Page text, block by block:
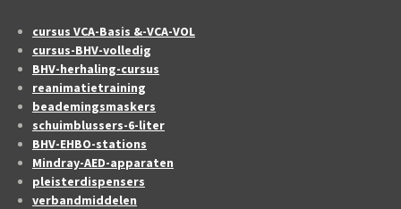
cursus VCA-Basis &-VCA-VOL
cursus-BHV-volledig
BHV-herhaling-cursus
reanimatietraining
beademingsmaskers
schuimblussers-6-liter
BHV-EHBO-stations
Mindray-AED-apparaten
pleisterdispensers
verbandmiddelen